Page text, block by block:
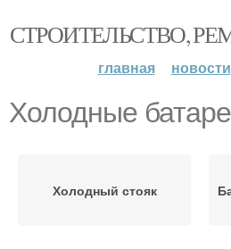
СТРОИТЕЛЬСТВО,
главная новости
Холодные
Холодный стояк